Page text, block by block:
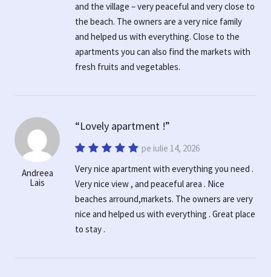
and the village – very peaceful and very close to
the beach. The owners are a very nice family
and helped us with everything. Close to the
apartments you can also find the markets with
fresh fruits and vegetables.
Andreea
Lais
Lovely apartment !
pe iulie 14, 2026
Very nice apartment with everything you need .
Very nice view , and peaceful area . Nice
beaches arround,markets. The owners are very
nice and helped us with everything . Great place
to stay .